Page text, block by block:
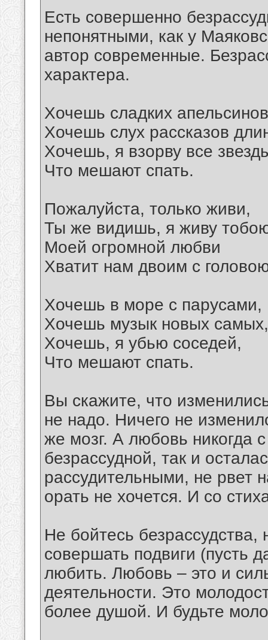
Есть совершенно
непонятными, как у
автор современные.
характера.
Хочешь сладких
Хочешь слух рассказов
Хочешь, я взорву все
Что мешают спать.
Пожалуйста, только живи,
Ты же видишь, я живу
Моей огромной любви
Хватит нам двоим с
Хочешь в море с парусами,
Хочешь музык новых самых,
Хочешь, я убью соседей,
Что мешают спать.
Вы скажите, что
не надо. Ничего не
же мозг. А любовь никогда
безрассудной, так и
рассудительными, не рвет
орать не хочется. И со
Не бойтесь
совершать подвиги (пусть
любить. Любовь – это и
деятельности. Это
более душой. И будьте